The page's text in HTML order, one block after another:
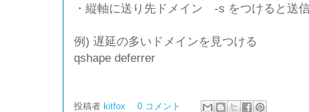
・縦軸に送り先ドメイン -s をつけると送
例) 遅延の多いドメインを見つける
qshape deferrer
投稿者 kitfox 0 コメント